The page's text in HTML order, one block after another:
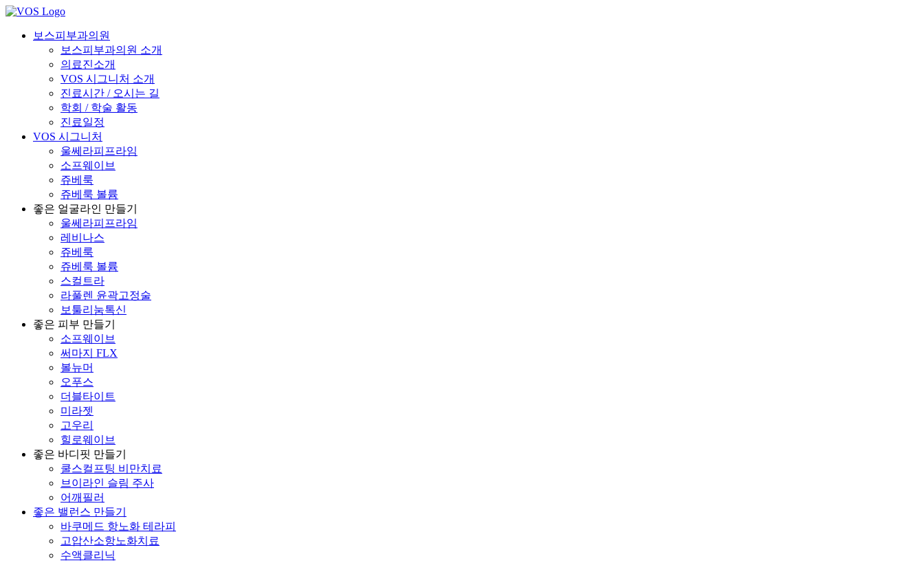
보스피부과의원
보스피부과의원 소개
의료진소개
VOS 시그니처 소개
진료시간 / 오시는 길
학회 / 학술 활동
진료일정
VOS 시그니처
울쎄라피프라임
소프웨이브
쥬베룩
쥬베룩 볼륨
좋은 얼굴라인 만들기
울쎄라피프라임
레비나스
쥬베룩
쥬베룩 볼륨
스컬트라
라풀렌 윤곽고정술
보툴리눔톡신
좋은 피부 만들기
소프웨이브
써마지 FLX
볼뉴머
오푸스
더블타이트
미라젯
고우리
힐로웨이브
좋은 바디핏 만들기
쿨스컬프팅 비만치료
브이라인 슬림 주사
어깨필러
좋은 밸런스 만들기
바쿠메드 항노화 테라피
고압산소항노화치료
수액클리닉